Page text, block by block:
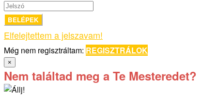
BELÉPEK
Elfelejtettem a jelszavam!
Még nem regisztráltam: REGISZTRÁLOK
×
Nem találtad meg a Te Mesteredet?